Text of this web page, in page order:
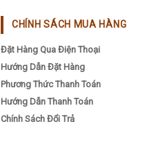
CHÍNH SÁCH MUA HÀNG
Đặt Hàng Qua Điện Thoại
Hướng Dẫn Đặt Hàng
Phương Thức Thanh Toán
Hướng Dẫn Thanh Toán
Chính Sách Đổi Trả